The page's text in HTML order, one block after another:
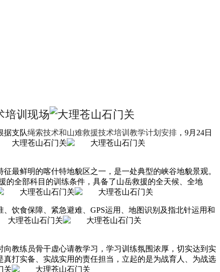
培训现场
据支队绳索技术和山难救援技术培训教学计划安排 ，9月24日
最鲜明的喀什特地貌区之一，是一处典型的峡谷地貌景观。
的全部科目的训练条件，具备了山岳救援的全天候、全地
饮食保障、紧急避难、GPS运用、地图识别及指北针运用和
教练员骨干虚心请教学习，学习训练氛围浓厚，切实达到实
打实备、实战实用的责任担当，立起的是为战育人、为战选